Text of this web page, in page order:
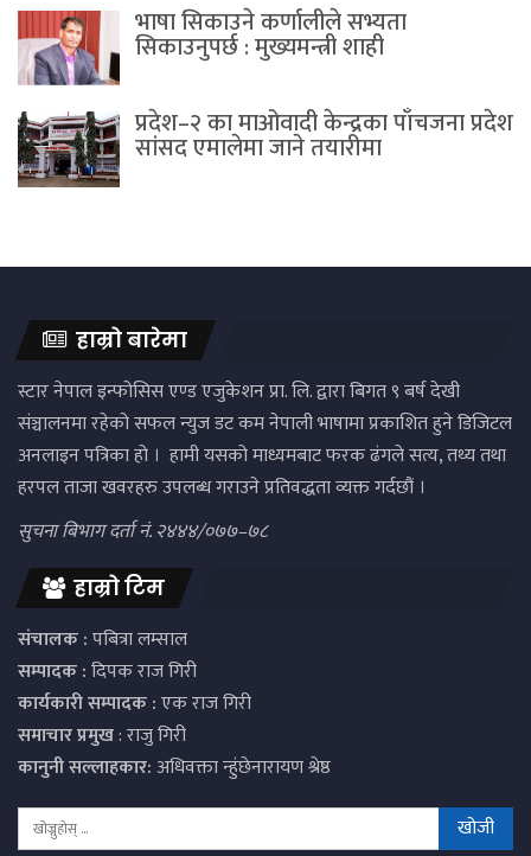
भाषा सिकाउने कर्णालीले सभ्यता
सिकाउनुपर्छ : मुख्यमन्त्री शाही
प्रदेश–२ का माओवादी केन्द्रका पाँचजना प्रदेश
सांसद एमालेमा जाने तयारीमा
हाम्रो बारेमा
स्टार नेपाल इन्फोसिस एण्ड एजुकेशन प्रा. लि. द्वारा बिगत ९ बर्ष देखी
संञ्चालनमा रहेको सफल न्युज डट कम नेपाली भाषामा प्रकाशित हुने डिजिटल
अनलाइन पत्रिका हो । हामी यसको माध्यमबाट फरक ढंगले सत्य, तथ्य तथा
हरपल ताजा खवरहरु उपलब्ध गराउने प्रतिवद्धता व्यक्त गर्दछौं ।
सुचना बिभाग दर्ता नं. २४४४/०७७–७८
हाम्रो टिम
संचालक :पबित्रा लम्साल
सम्पादक :दिपक राज गिरी
कार्यकारी सम्पादक :एक राज गिरी
समाचार प्रमुख: राजु गिरी
कानुनी सल्लाहकार:अधिवक्ता न्हुंछेनारायण श्रेष्ठ